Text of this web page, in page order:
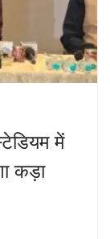
में
कड़ा